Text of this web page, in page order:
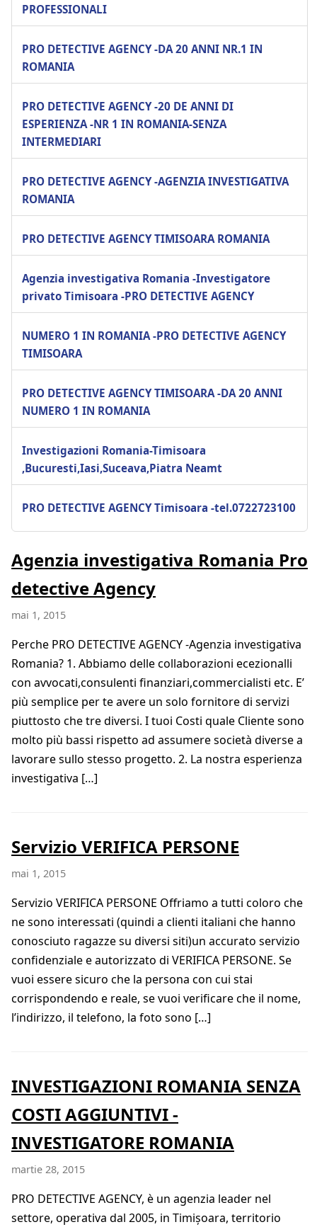
PROFESSIONALI
PRO DETECTIVE AGENCY -DA 20 ANNI NR.1 IN
ROMANIA
PRO DETECTIVE AGENCY -20 DE ANNI DI
ESPERIENZA -NR 1 IN ROMANIA-SENZA
INTERMEDIARI
PRO DETECTIVE AGENCY -AGENZIA INVESTIGATIVA
ROMANIA
PRO DETECTIVE AGENCY TIMISOARA ROMANIA
Agenzia investigativa Romania -Investigatore
privato Timisoara -PRO DETECTIVE AGENCY
NUMERO 1 IN ROMANIA -PRO DETECTIVE AGENCY
TIMISOARA
PRO DETECTIVE AGENCY TIMISOARA -DA 20 ANNI
NUMERO 1 IN ROMANIA
Investigazioni Romania-Timisoara
,Bucuresti,Iasi,Suceava,Piatra Neamt
PRO DETECTIVE AGENCY Timisoara -tel.0722723100
Agenzia investigativa Romania Pro
detective Agency
mai 1, 2015
Perche PRO DETECTIVE AGENCY -Agenzia investigativa
Romania? 1. Abbiamo delle collaborazioni ecezionalli
con avvocati,consulenti finanziari,commercialisti etc. E’
più semplice per te avere un solo fornitore di servizi
piuttosto che tre diversi. I tuoi Costi quale Cliente sono
molto più bassi rispetto ad assumere società diverse a
lavorare sullo stesso progetto. 2. La nostra esperienza
investigativa […]
Servizio VERIFICA PERSONE
mai 1, 2015
Servizio VERIFICA PERSONE Offriamo a tutti coloro che
ne sono interessati (quindi a clienti italiani che hanno
conosciuto ragazze su diversi siti)un accurato servizio
confidenziale e autorizzato di VERIFICA PERSONE. Se
vuoi essere sicuro che la persona con cui stai
corrispondendo e reale, se vuoi verificare che il nome,
l’indirizzo, il telefono, la foto sono […]
INVESTIGAZIONI ROMANIA SENZA
COSTI AGGIUNTIVI -
INVESTIGATORE ROMANIA
martie 28, 2015
PRO DETECTIVE AGENCY, è un agenzia leader nel
settore, operativa dal 2005, in Timișoara, territorio